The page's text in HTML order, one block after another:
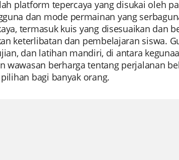
platform tepercaya yang disukai oleh
dan mode permainan yang
termasuk kuis yang disesuaikan dan
keterlibatan dan pembelajaran siswa.
dan latihan mandiri, di antara
wawasan berharga tentang perjalanan
bagi banyak orang.